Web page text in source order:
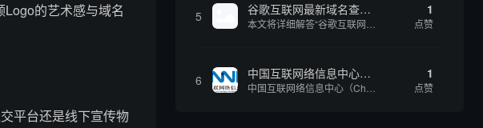
Logo的艺术感与域名
平台还是线下宣传物
5 谷歌互联网最新域名查询网址是什么 1
点赞
6 中国互联网络信息中心（CNNIC） 1
点赞